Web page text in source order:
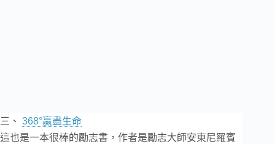
三、 368°贏盡生命
這也是一本很棒的勵志書，作者是勵志大師安東尼羅賓